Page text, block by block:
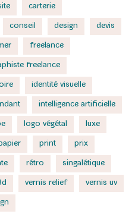
carterie
conseil design devis
freelance
freelance
identité visuelle
intelligence artificielle
logo végétal luxe
print prix
rétro singalétique
vernis relief vernis uv